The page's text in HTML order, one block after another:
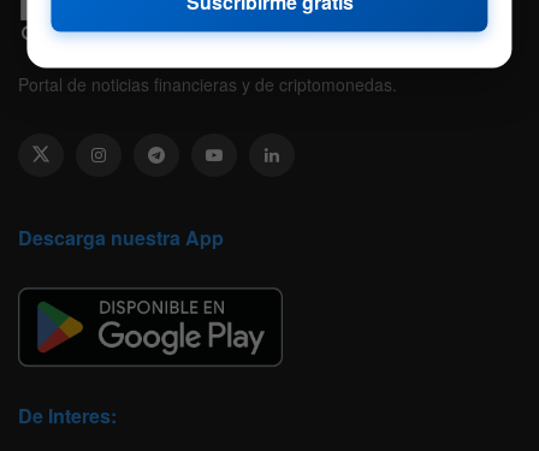
Portal de noticias financieras y de criptomonedas.
Descarga nuestra App
De Interes: